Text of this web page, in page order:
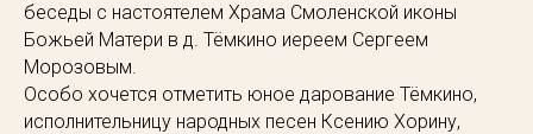
беседы с настоятелем Храма Смоленской иконы
Божьей Матери в д. Тёмкино иереем Сергеем
Морозовым.
Особо хочется отметить юное дарование Тёмкино,
исполнительницу народных песен Ксению Хорину,